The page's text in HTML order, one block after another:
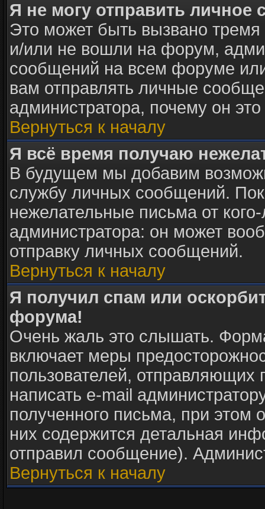
Я не могу отправить личное
Это может быть вызвано
и/или не вошли на форум,
сообщений на всем форуме
вам отправлять личные
администратора, почему он
Вернуться к началу
Я всё время получаю
В будущем мы добавим
службу личных сообщений.
нежелательные письма от
администратора: он может
отправку личных сообщений.
Вернуться к началу
Я получил спам или
форума!
Очень жаль это слышать.
включает меры
пользователей,
написать e-mail
полученного письма, при этом
них содержится детальная
отправил сообщение).
Вернуться к началу